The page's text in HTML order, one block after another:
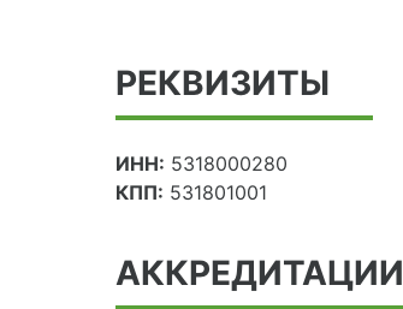
РЕКВИЗИТЫ
ИНН: 5318000280
КПП: 531801001
АККРЕДИТАЦИИ